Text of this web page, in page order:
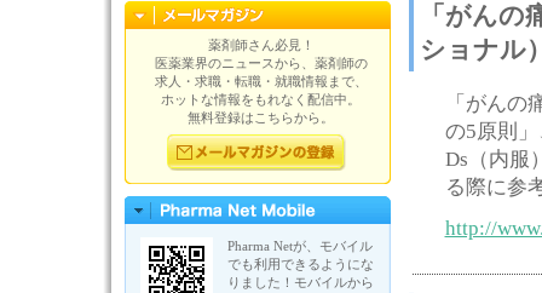
薬剤師さん必見！
医薬業界のニュースから、薬剤師の
求人・求職・転職・就職情報まで、
ホットな情報をもれなく配信中。
無料登録はこちらから。
Pharma Netが、モバイル
でも利用できるようにな
りました！モバイルから
「がん
ショナル
「がんの
の5原則
Ds（内服
る際に参
http://